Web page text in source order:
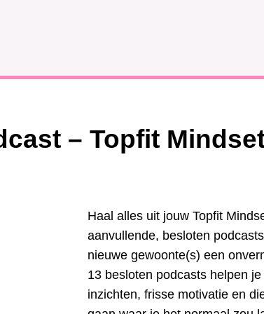
– Topfit
Haal alles uit jouw Topfit
aanvullende, besloten
nieuwe gewoonte(s) een
13 besloten podcasts helpen
inzichten, frisse motivatie en